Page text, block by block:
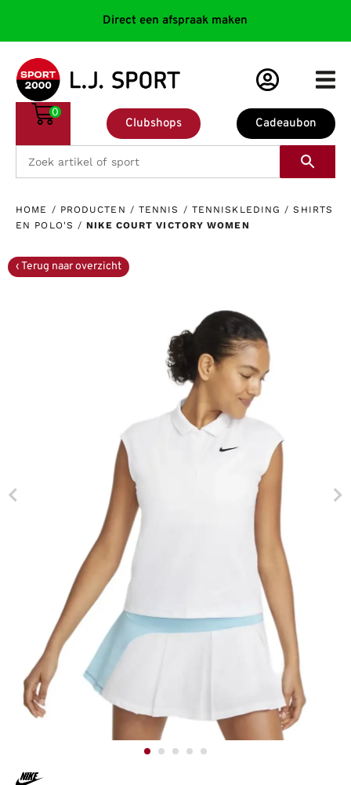
Direct een afspraak maken
Cadeaubon
Clubshops
0
HOME / PRODUCTEN / TENNIS / TENNISKLEDING /SHIRTS
EN POLO'S /NIKE COURT VICTORY WOMEN